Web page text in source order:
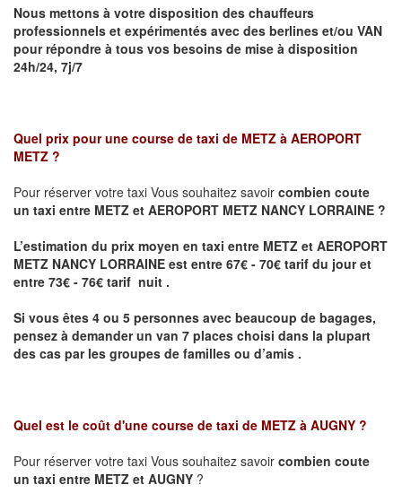
Nous mettons à votre disposition des chauffeurs
professionnels et expérimentés avec des berlines et/ou VAN
pour répondre à tous vos besoins de mise à disposition
24h/24, 7j/7
Quel prix pour une course de taxi de METZ à AEROPORT
METZ ?
Pour réserver votre taxi Vous souhaitez savoir combien coute
un taxi entre METZ et AEROPORT METZ NANCY LORRAINE ?
L’estimation du prix moyen en taxi entre METZ et AEROPORT
METZ NANCY LORRAINE est entre 67€ - 70€ tarif du jour et
entre 73€ - 76€ tarif nuit .
Si vous êtes 4 ou 5 personnes avec beaucoup de bagages,
pensez à demander un van 7 places choisi dans la plupart
des cas par les groupes de familles ou d’amis .
Quel est le coût d'une course de taxi de METZ à AUGNY ?
Pour réserver votre taxi Vous souhaitez savoir combien coute
un taxi entre METZ et AUGNY ?